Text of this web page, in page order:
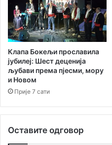
Клапа Бокељи прославила
јубилеј: Шест деценија
љубави према пјесми, мору
и Новом
Прије 7 сати
Оставите одговор